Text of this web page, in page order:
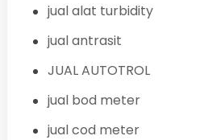
jual alat turbidity
jual antrasit
JUAL AUTOTROL
jual bod meter
jual cod meter